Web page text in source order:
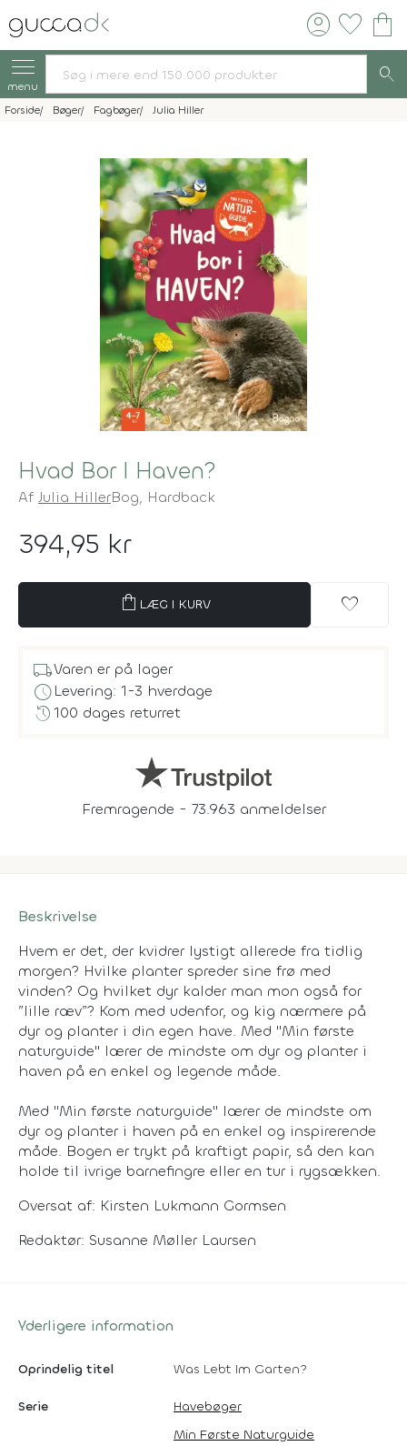
account_circle favorite shopping_bag
menu search
Forside Bøger Fagbøger Julia Hiller
Hvad Bor I Haven?
Af Julia HillerBog, Hardback
394,95 kr
shopping_bag LÆG I KURV favorite
local_shippingVaren er på lager
scheduleLevering: 1-3 hverdage
history100 dages returret
Fremragende - 73.963 anmeldelser
Beskrivelse
Hvem er det, der kvidrer lystigt allerede fra tidlig
morgen? Hvilke planter spreder sine frø med
vinden? Og hvilket dyr kalder man mon også for
”lille ræv”? Kom med udenfor, og kig nærmere på
dyr og planter i din egen have. Med "Min første
naturguide" lærer de mindste om dyr og planter i
haven på en enkel og legende måde.
Med "Min første naturguide" lærer de mindste om
dyr og planter i haven på en enkel og inspirerende
måde. Bogen er trykt på kraftigt papir, så den kan
holde til ivrige barnefingre eller en tur i rygsækken.
Oversat af: Kirsten Lukmann Gormsen
Redaktør: Susanne Møller Laursen
Yderligere information
Oprindelig titel Was Lebt Im Garten?
Serie
Havebøger
Min Første Naturguide